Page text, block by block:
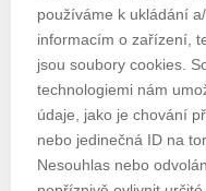
používáme k ukládání
informacím o zařízení,
jsou soubory cookies.
technologiemi nám
údaje, jako je chování
nebo jedinečná ID na
Nesouhlas nebo